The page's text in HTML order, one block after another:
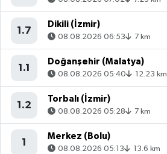
1.7
Dikili (İzmir)
08.08.2026 06:53 7 km
1.1
Doğanşehir (Malatya)
08.08.2026 05:40 12.23 km
1.2
Torbalı (İzmir)
08.08.2026 05:28 7 km
1
Merkez (Bolu)
08.08.2026 05:13 13.6 km